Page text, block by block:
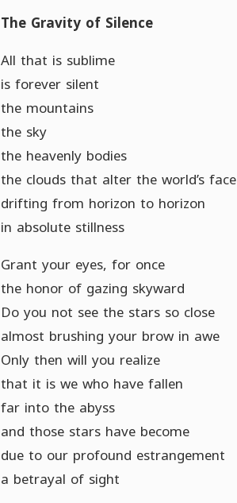
The Gravity of Silence
All that is sublime
is forever silent
the mountains
the sky
the heavenly bodies
the clouds that alter the world’s face
drifting from horizon to horizon
in absolute stillness
Grant your eyes, for once
the honor of gazing skyward
Do you not see the stars so close
almost brushing your brow in awe
Only then will you realize
that it is we who have fallen
far into the abyss
and those stars have become
due to our profound estrangement
a betrayal of sight